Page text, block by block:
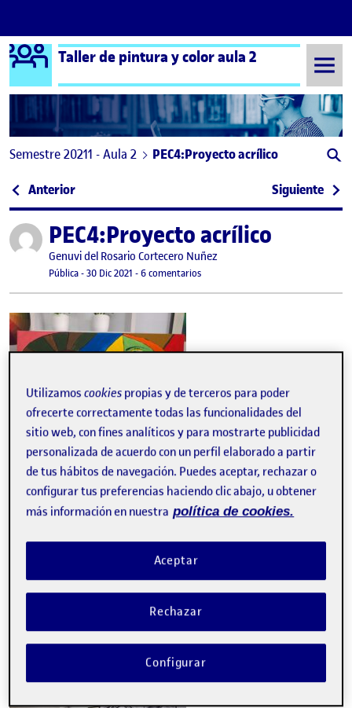
Saltar al contenido
Logo Ágora
Taller de pintura y color aula 2
Semestre 20211 - Aula 2 PEC4:Proyecto acrílico
Navegación de entradas
Anterior: PRÁCTICA ÓLEO Siguiente:
Publicado porPEC4:Proyecto acrílico
Publicado por
Genuvi del Rosario Cortecero Nuñez
Visibilidad:
Pública-Fecha de publicación
30 Dic 2021 -6 comentariosen PEC4:Proyecto acrílico
Utilizamoscookies propias y de terceros para poder
ofrecerte correctamente todas las funcionalidades del
sitio web, con fines analíticos y para mostrarte publicidad
personalizada de acuerdo con un perfil elaborado a partir
de tus hábitos de navegación. Puedes aceptar, rechazar o
configurar tus preferencias haciendo clic abajo, u obtener
más información en nuestra política de cookies.
Rechazar
Aceptar
Configurar